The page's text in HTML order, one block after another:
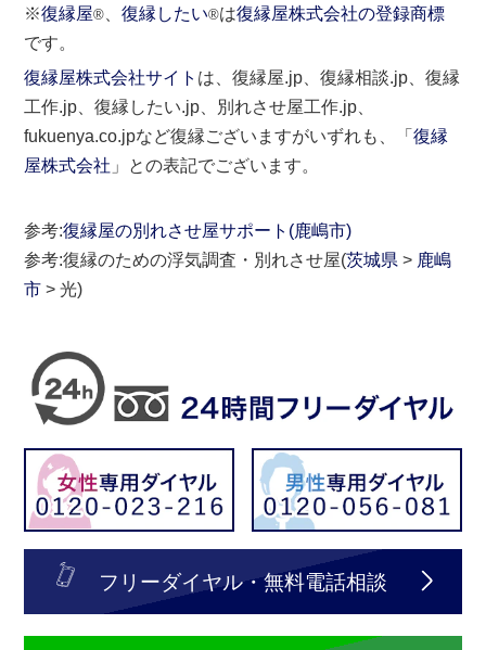
※復縁屋® 、復縁したい®は復縁屋株式会社の登録商標
です。
復縁屋株式会社サイト は、復縁屋.jp、復縁相談.jp、復縁
工作.jp、復縁したい.jp、別れさせ屋工作.jp、
fukuenya.co.jpなど復縁ございますがいずれも、「復縁
屋株式会社 」との表記でございます。
参考:復縁屋の別れさせ屋サポート(鹿嶋市)
参考:復縁のための浮気調査・別れさせ屋(茨城県 > 鹿嶋
市 > 光)
フリーダイヤル・無料電話相談